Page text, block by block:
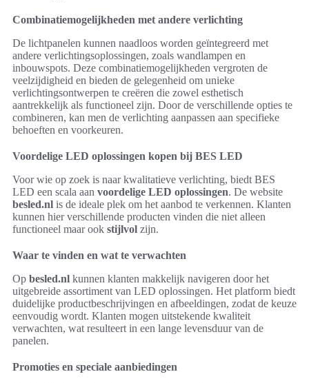
Combinatiemogelijkheden met andere verlichting
De lichtpanelen kunnen naadloos worden geïntegreerd met
andere verlichtingsoplossingen, zoals wandlampen en
inbouwspots. Deze combinatiemogelijkheden vergroten de
veelzijdigheid en bieden de gelegenheid om unieke
verlichtingsontwerpen te creëren die zowel esthetisch
aantrekkelijk als functioneel zijn. Door de verschillende opties te
combineren, kan men de verlichting aanpassen aan specifieke
behoeften en voorkeuren.
Voordelige LED oplossingen kopen bij BES LED
Voor wie op zoek is naar kwalitatieve verlichting, biedt BES
LED een scala aan voordelige LED oplossingen. De website
besled.nl is de ideale plek om het aanbod te verkennen. Klanten
kunnen hier verschillende producten vinden die niet alleen
functioneel maar ook stijlvol zijn.
Waar te vinden en wat te verwachten
Op besled.nl kunnen klanten makkelijk navigeren door het
uitgebreide assortiment van LED oplossingen. Het platform biedt
duidelijke productbeschrijvingen en afbeeldingen, zodat de keuze
eenvoudig wordt. Klanten mogen uitstekende kwaliteit
verwachten, wat resulteert in een lange levensduur van de
panelen.
Promoties en speciale aanbiedingen